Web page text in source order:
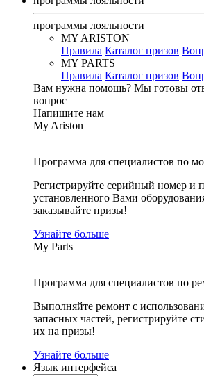
программы лояльности
MY ARISTON
Правила Каталог призов
MY PARTS
Правила Каталог призов
Вам нужна помощь? Мы готовы
вопрос
Напишите нам
My Ariston
Программа для специалистов по
Регистрируйте серийный номер и
установленного Вами
заказывайте призы!
Узнайте больше
My Parts
Программа для специалистов по
Выполняйте ремонт с
запасных частей, регистрируйте
их на призы!
Узнайте больше
Язык интерфейса